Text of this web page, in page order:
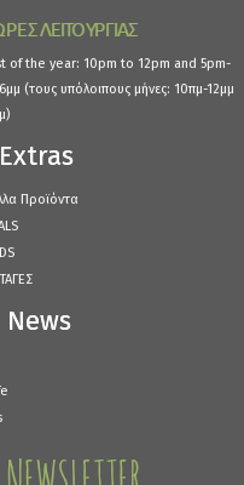
of the year: 10pm to 12pm and 5pm-
(τους υπόλοιπους μήνες: 10πμ-12μμ
Προϊόντα
News